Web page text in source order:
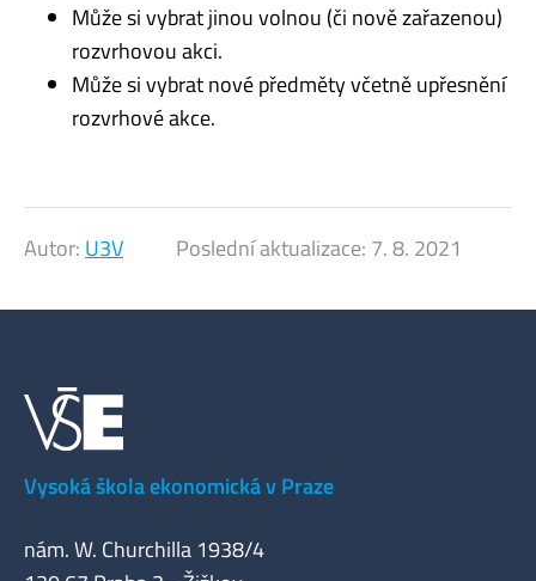
Může si vybrat jinou volnou (či nově zařazenou)
rozvrhovou akci.
Může si vybrat nové předměty včetně upřesnění
rozvrhové akce.
Autor: U3V Poslední aktualizace: 7. 8. 2021
Vysoká škola ekonomická v Praze
nám. W. Churchilla 1938/4